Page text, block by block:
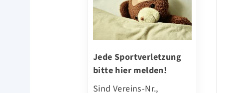
Jede Sportverletzung
bitte hier melden!
Sind Vereins-Nr.,